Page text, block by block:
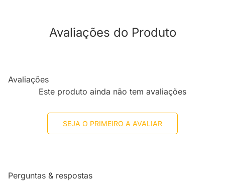
Avaliações do Produto
Avaliações
Este produto ainda não tem avaliações
SEJA O PRIMEIRO A AVALIAR
Perguntas & respostas